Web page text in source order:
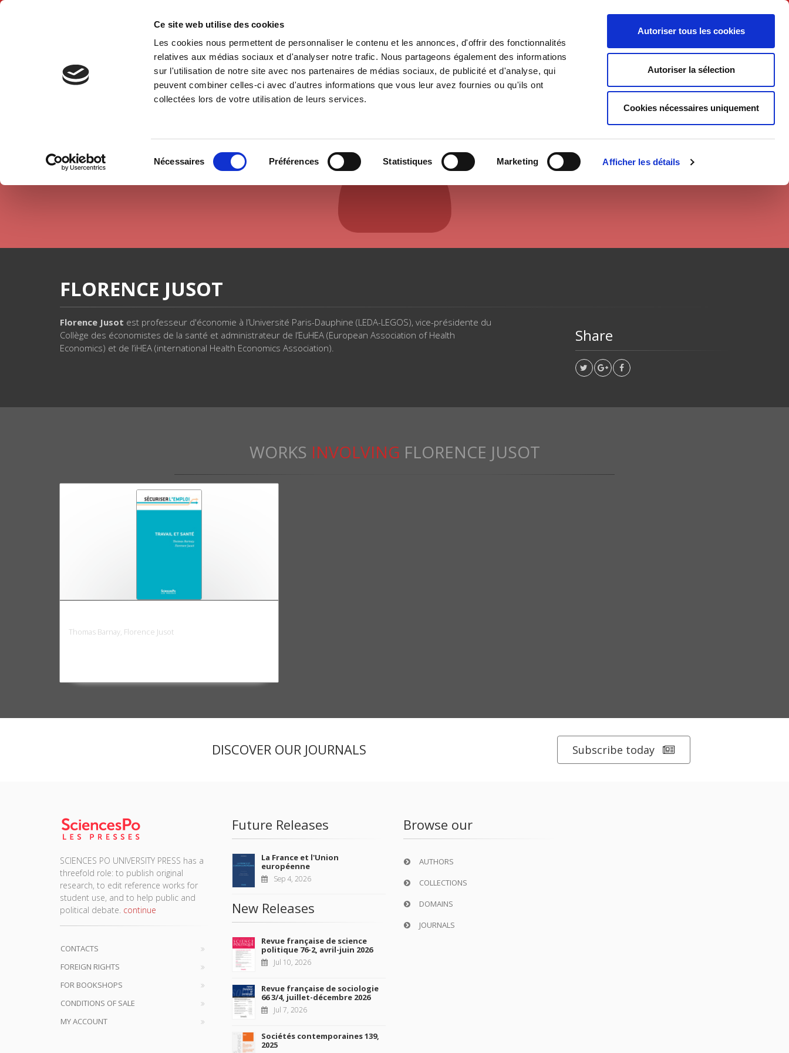
Ce site web utilise des cookies
Les cookies nous permettent de personnaliser le contenu et les annonces, d'offrir des fonctionnalités
relatives aux médias sociaux et d'analyser notre trafic. Nous partageons également des informations
sur l'utilisation de notre site avec nos partenaires de médias sociaux, de publicité et d'analyse, qui
peuvent combiner celles-ci avec d'autres informations que vous leur avez fournies ou qu'ils ont
collectées lors de votre utilisation de leurs services.
Nécessaires Préférences Statistiques Marketing Afficher les détails
Autoriser tous les cookies
Autoriser la sélection
Cookies nécessaires uniquement
English
Home Environment History International Politics
Home Florence Jusot
AUTHORS & CONTRIBUTORS
FLORENCE JUSOT
Florence Jusot est professeur d'économie à l’Université Paris-Dauphine (LEDA-LEGOS), vice-présidente du
Collège des économistes de la santé et administrateur de l’EuHEA (European Association of Health
Economics) et de l’iHEA (international Health Economics Association).
Share
WORKS INVOLVING FLORENCE JUSOT
Thomas Barnay, Florence Jusot
DISCOVER OUR JOURNALS Subscribe today
SCIENCES PO UNIVERSITY PRESS has a
threefold role: to publish original
research, to edit reference works for
student use, and to help public and
political debate. continue
CONTACTS
FOREIGN RIGHTS
FOR BOOKSHOPS
CONDITIONS OF SALE
MY ACCOUNT
Future Releases
La France et l'Union
européenne
Sep 4, 2026
New Releases
Revue française de science
politique 76-2, avril-juin 2026
Jul 10, 2026
Revue française de sociologie
66 3/4, juillet-décembre 2026
Jul 7, 2026
Sociétés contemporaines 139,
2025
Browse our
AUTHORS
COLLECTIONS
DOMAINS
JOURNALS